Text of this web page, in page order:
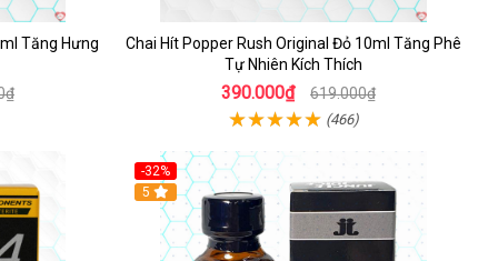
Tăng Hưng
Chai Hít Popper Rush Original Đỏ 10ml Tăng Phê
Tự Nhiên Kích Thích
390.000₫ 619.000₫
(466)
-32%
5